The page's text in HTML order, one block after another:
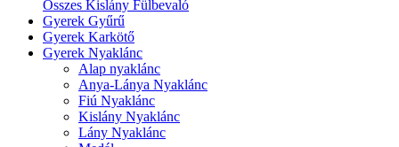
Összes Kislány Fülbevaló
Gyerek Gyűrű
Gyerek Karkötő
Gyerek Nyaklánc
Alap nyaklánc
Anya-Lánya Nyaklánc
Fiú Nyaklánc
Kislány Nyaklánc
Lány Nyaklánc